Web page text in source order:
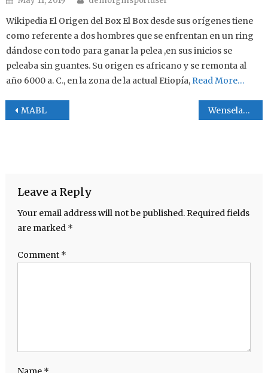
Wikipedia El Origen del Box El Box desde sus orígenes tiene
como referente a dos hombres que se enfrentan en un ring
dándose con todo para ganar la pelea ,en sus inicios se
peleaba sin guantes. Su origen es africano y se remonta al
año 6000 a. C., en la zona de la actual Etiopía, Read More…
Post navigation
MABL Wenselao “chalayo ” González
Leave a Reply
Your email address will not be published. Required fields
are marked *
Comment *